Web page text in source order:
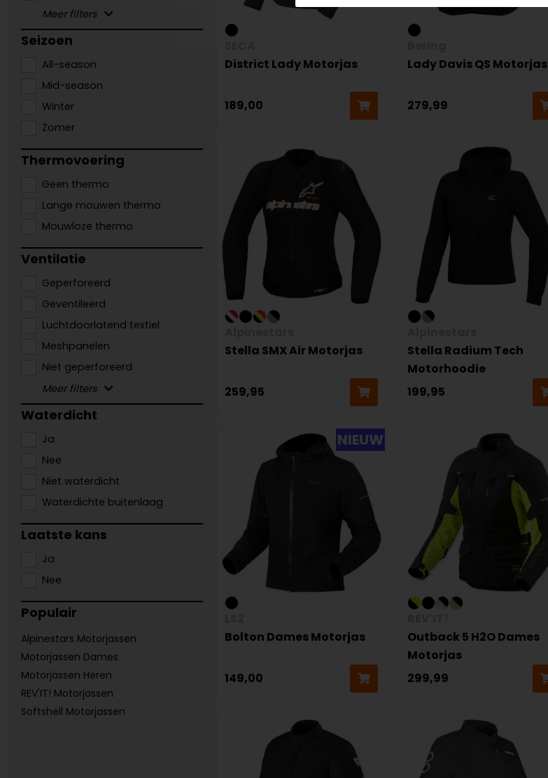
Seizoen
All-season
Mid-season
Winter
Zomer
Thermovoering
Geen thermo
Lange mouwen thermo
Mouwloze thermo
Ventilatie
Geperforeerd
Geventileerd
Luchtdoorlatend textiel
Meshpanelen
Niet geperforeerd
Waterdicht
Ja
Nee
Niet waterdicht
Waterdichte buitenlaag
Laatste kans
Ja
Nee
Populair
Alpinestars Motorjassen
Motorjassen Dames
Motorjassen Heren
REV'IT! Motorjassen
Softshell Motorjassen
District Lady Motorjas
189,00
Lady Davis QS Motorjas
279,99
Stella SMX Air Motorjas
259,95
Stella Radium Tech
Motorhoodie
199,95
NIEUW
Bolton Dames Motorjas
149,00
Outback 5 H2O Dames
Motorjas
299,99